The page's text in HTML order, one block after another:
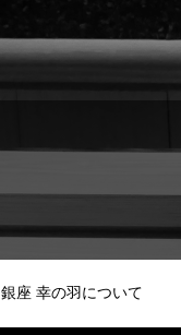
銀座 幸の羽について